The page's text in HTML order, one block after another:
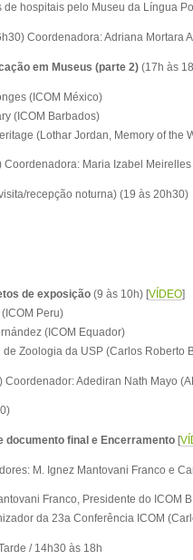
de hospitais pelo Museu da Língua
Coordenadora: Adriana Mortara
em Museus (parte 2)(17h às
(ICOM México)
(ICOM Barbados)
(Lothar Jordan,
Memory of the
Coordenadora: Maria Izabel
recepção noturna) (19 às 20h30)
de exposição (9 às 10h) [VÍDEO]
Peru)
(ICOM Equador)
Zoologia da USP (Carlos Roberto
Coordenador: Adediran Nath Mayo
documento final e Encerramento[
M. Ignez Mantovani Franco e
Franco,
Presidente do ICOM
da 23a Conferência ICOM
/ 14h30 às 18h